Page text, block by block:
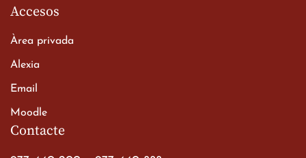
a les ciutats imperials
Contacte
Accesos
Àrea privada
Alexia
Email
Moodle